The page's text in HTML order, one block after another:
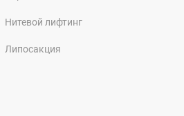
Нитевой лифтинг
Липосакция